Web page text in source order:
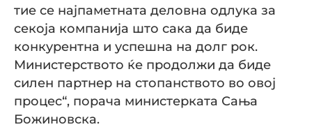
тие се најпаметната деловна одлука за
секоја компанија што сака да биде
конкурентна и успешна на долг рок.
Министерството ќе продолжи да биде
силен партнер на стопанството во овој
процес“, порача министерката Сања
Божиновска.